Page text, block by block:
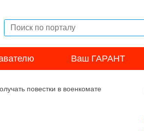
Ваш ГАРАНТ
повестки в военкомате